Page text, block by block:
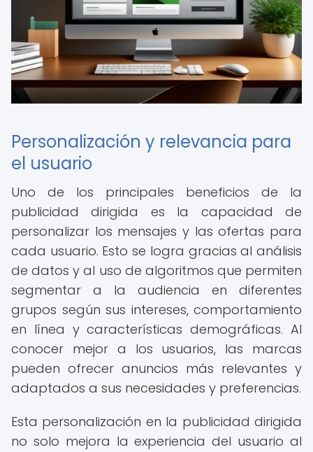
Personalización y relevancia para
el usuario
Uno de los principales beneficios de la
publicidad dirigida es la capacidad de
personalizar los mensajes y las ofertas para
cada usuario. Esto se logra gracias al análisis
de datos y al uso de algoritmos que permiten
segmentar a la audiencia en diferentes
grupos según sus intereses, comportamiento
en línea y características demográficas. Al
conocer mejor a los usuarios, las marcas
pueden ofrecer anuncios más relevantes y
adaptados a sus necesidades y preferencias.
Esta personalización en la publicidad dirigida
no solo mejora la experiencia del usuario al